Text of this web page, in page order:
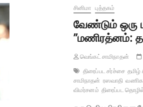
சினிமா புத்தகம்
வேண்டும் ஒரு
”மணிரத்னம்:
வெங்கட் சாமிநாதன்
திரைப்பட சர்ச்சை தமிழ்
சாமிநாதன் ரஸவாதி வணிக
விமர்சனம் திரைப்பட